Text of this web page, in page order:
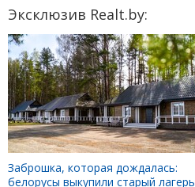
Эксклюзив Realt.by:
Заброшка, которая дождалась:
белорусы выкупили старый лагерь